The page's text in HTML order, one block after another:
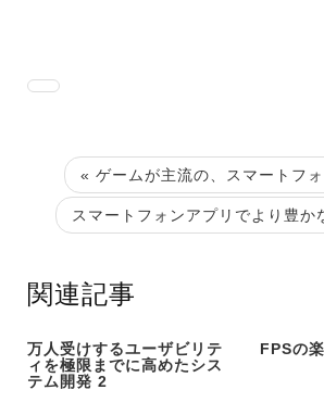
« ゲームが主流の、スマートフ
スマートフォンアプリでより豊か
関連記事
万人受けするユーザビリテ
ィを極限までに高めたシス
テム開発 2
FPSの